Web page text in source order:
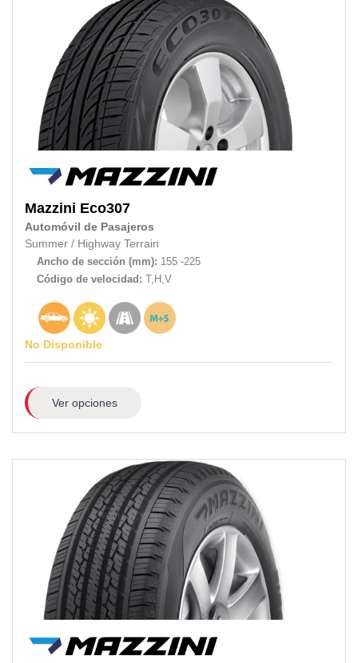
Mazzini Eco307
Automóvil de Pasajeros
Summer / Highway Terrain
Ancho de sección (mm): 155 -225
Código de velocidad: T,H,V
No Disponible
Ver opciones